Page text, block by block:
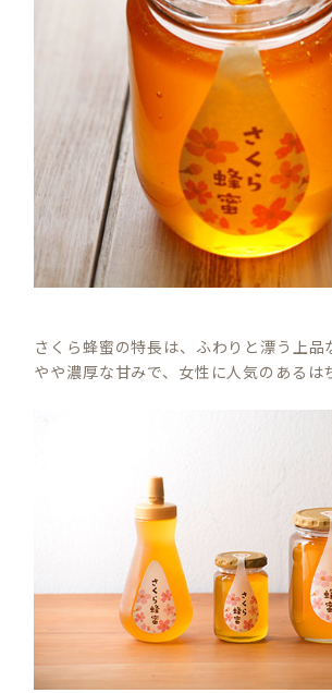
さくら蜂蜜の特長は、ふわりと漂う上品
やや濃厚な甘みで、女性に人気のあるは